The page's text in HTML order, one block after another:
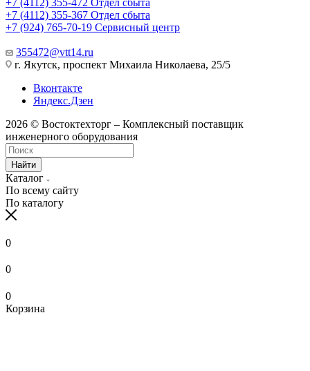
+7 (4112) 355-367 Отдел сбыта
+7 (924) 765-70-19 Сервисный центр
355472@vtt14.ru
г. Якутск, проспект Михаила Николаева, 25/5
Вконтакте
Яндекс.Дзен
2026 © Востоктехторг – Комплексный поставщик
инженерного оборудования
Найти
Каталог
По всему сайту
По каталогу
0
0
0
Корзина